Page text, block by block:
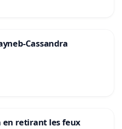
Cassandra
en retirant les feux